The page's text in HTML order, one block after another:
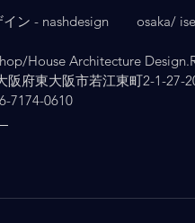
ン - nashdesign   　 osaka/
House Architecture
阪府東大阪市若江東町2-1-27-
7174-0610